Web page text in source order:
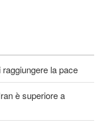
la pace
è superiore a